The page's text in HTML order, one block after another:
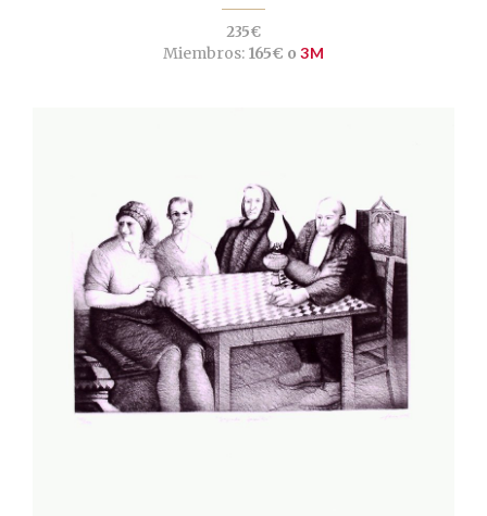
235€
Miembros:165€ o 3M